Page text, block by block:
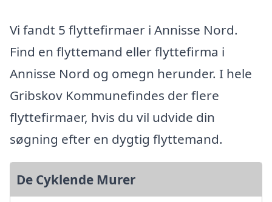
Vi fandt 5 flyttefirmaer i Annisse Nord.
Find en flyttemand eller flyttefirma i
Annisse Nord og omegn herunder. I hele
Gribskov Kommunefindes der flere
flyttefirmaer, hvis du vil udvide din
søgning efter en dygtig flyttemand.
De Cyklende Murer